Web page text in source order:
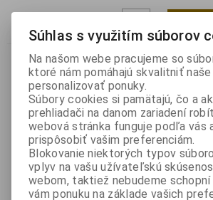
Nie je na sklade
ULN 2003
Katalógové číslo:
Záruka
Termín
LIESKOVEC:
Hmotnosť:
Hmotnosť
Driver; darlington
Súhlas s využitím súborov
Na našom webe pracujeme so
ktoré nám pomáhajú skvalitniť
personalizovať ponuky.
Súbory cookies si pamätajú, čo a
prehliadači na danom zariadení
webová stránka funguje podľa vás
prispôsobiť vašim preferenciám.
Blokovanie niektorých typov
vplyv na vašu užívateľskú
webom, taktiež nebudeme
vám ponuku na základe vašich